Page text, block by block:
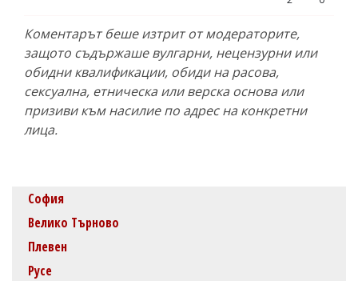
Коментарът беше изтрит от модераторите,
защото съдържаше вулгарни, нецензурни или
обидни квалификации, обиди на расова,
сексуална, етническа или верска основа или
призиви към насилие по адрес на конкретни
лица.
София
Велико Търново
Плевен
Русе